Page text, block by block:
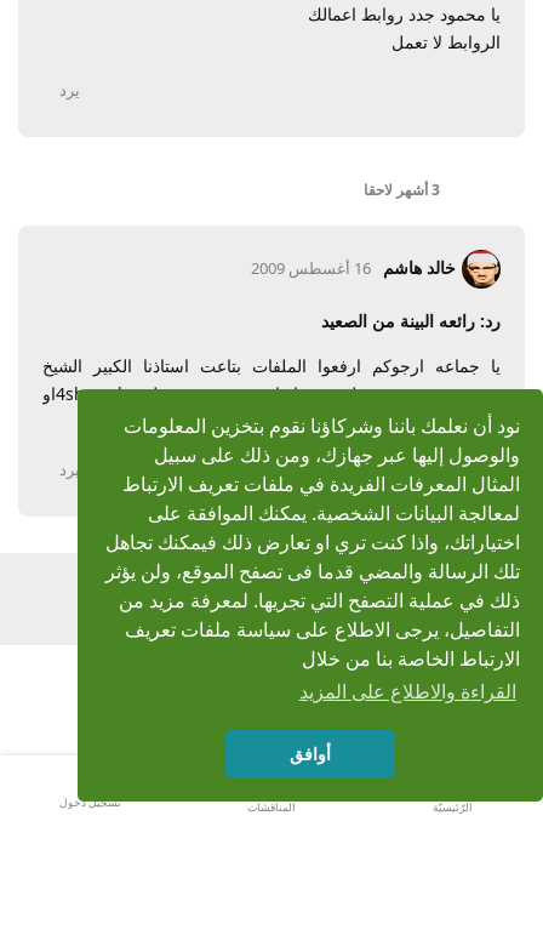
نود أن نعلمك باننا وشركاؤنا نقوم بتخزين المعلومات
والوصول إليها عبر جهازك، ومن ذلك على سبيل
المثال المعرفات الفريدة في ملفات تعريف الارتباط
لمعالجة البيانات الشخصية. يمكنك الموافقة على
اختياراتك، واذا كنت تري او تعارض ذلك فيمكنك تجاهل
تلك الرسالة والمضي قدما فى تصفح الموقع، ولن يؤثر
ذلك في عملية التصفح التي تجريها. لمعرفة مزيد من
التفاصيل، يرجى الاطلاع على سياسة ملفات تعريف
الارتباط الخاصة بنا من خلال
القراءة والاطلاع على المزيد
أوافق
يا محمود جدد روابط اعمالك
الروابط لا تعمل
يرد
3 أشهر لاحقا
خالد هاشم 16 أغسطس 2009
رد: رائعه البينة من الصعيد
يا جماعه ارجوكم ارفعوا الملفات بتاعت استاذنا الكبير الشيخ
محمود صديق على روابط معروفه مثل 4shaerdاو
rapisharedوجزاكم الله خيرا
يرد
اضف رد
الرّئيسيّة المناقشات تسجيل دخول